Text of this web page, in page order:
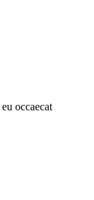
occaecat